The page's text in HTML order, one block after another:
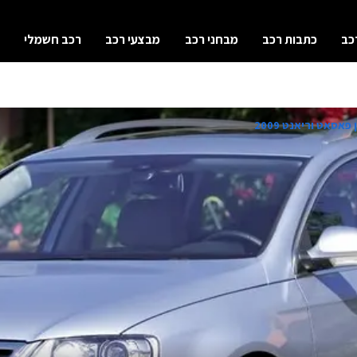
כתבות רכב מבחני רכב מבצעי רכב רכב חשמלי
וריאנט 2009